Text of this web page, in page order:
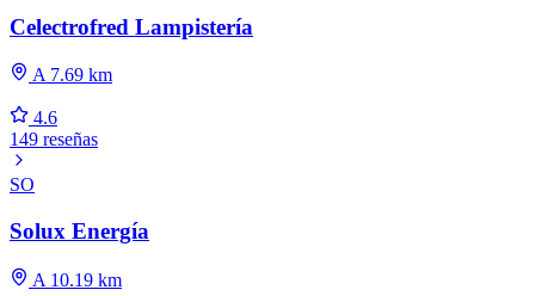
Celectrofred Lampistería
A 7.69 km
4.6
149 reseñas
SO
Solux Energía
A 10.19 km